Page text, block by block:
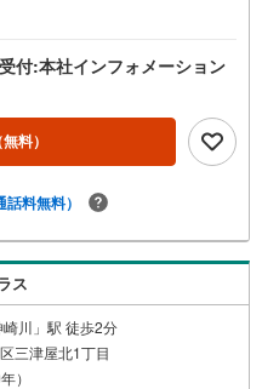
付:本社インフォメーション
無料）
話料無料）
ス
川」駅 徒歩2分
三津屋北1丁目
）